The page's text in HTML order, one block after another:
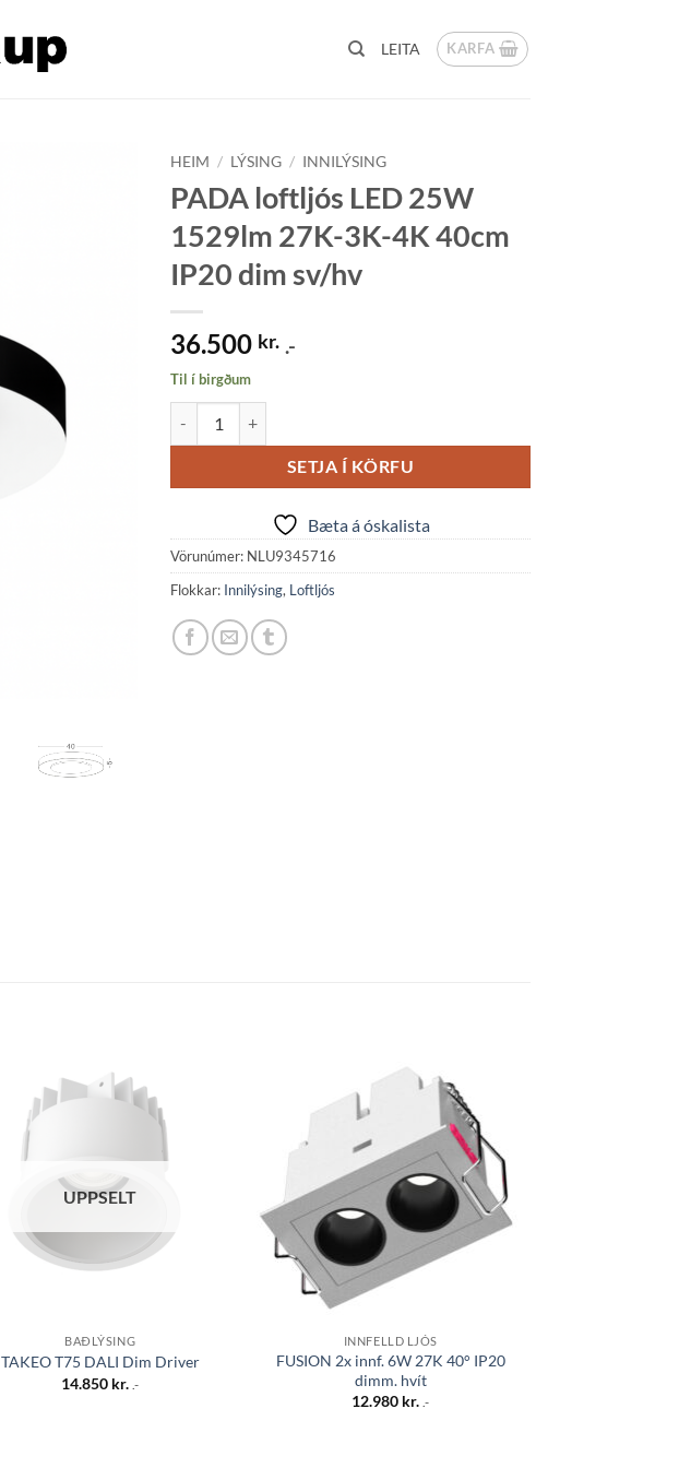
LEITA KARFA
HEIM / LÝSING / INNILÝSING
PADA loftljós LED 25W
1529lm 27K-3K-4K 40cm
IP20 dim sv/hv
36.500 kr. .-
Til í birgðum
SETJA Í KÖRFU
Bæta á óskalista
Vörunúmer: NLU9345716
Flokkar: Innilýsing, Loftljós
UPPSELT
BAÐLÝSING
TAKEO T75 DALI Dim Driver
14.850 kr. .-
Bæta á
óskalista
INNFELLD LJÓS
FUSION 2x innf. 6W 27K 40° IP20
dimm. hvít
12.980 kr. .-